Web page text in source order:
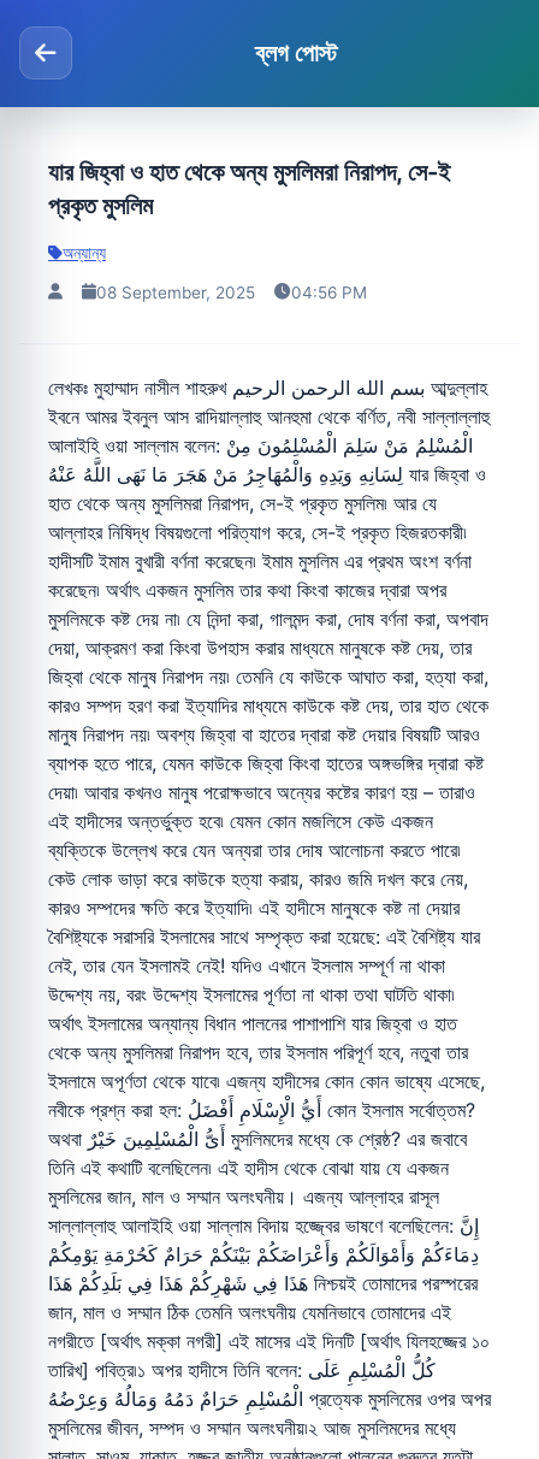
ব্লগ পোস্ট
যার জিহ্বা ও হাত থেকে অন্য মুসলিমরা নিরাপদ, সে-ই
প্রকৃত মুসলিম
অন্যান্য
08 September, 2025 04:56 PM
লেখকঃ মুহাম্মাদ নাসীল শাহরুখ بسم الله الرحمن الرحيم আব্দুল্লাহ
ইবনে আমর ইবনুল আস রাদিয়াল্লাহু আনহুমা থেকে বর্ণিত, নবী সাল্লাল্লাহু
আলাইহি ওয়া সাল্লাম বলেন: الْمُسْلِمُ مَنْ سَلِمَ الْمُسْلِمُونَ مِنْ
لِسَانِهِ وَيَدِهِ وَالْمُهَاجِرُ مَنْ هَجَرَ مَا نَهَى اللَّهُ عَنْهُ যার জিহ্বা ও
হাত থেকে অন্য মুসলিমরা নিরাপদ, সে-ই প্রকৃত মুসলিম৷ আর যে
আল্লাহর নিষিদ্ধ বিষয়গুলো পরিত্যাগ করে, সে-ই প্রকৃত হিজরতকারী৷
হাদীসটি ইমাম বুখারী বর্ণনা করেছেন৷ ইমাম মুসলিম এর প্রথম অংশ বর্ণনা
করেছেন৷ অর্থাৎ একজন মুসলিম তার কথা কিংবা কাজের দ্বারা অপর
মুসলিমকে কষ্ট দেয় না৷ যে নিন্দা করা, গালমন্দ করা, দোষ বর্ণনা করা, অপবাদ
দেয়া, আক্রমণ করা কিংবা উপহাস করার মাধ্যমে মানুষকে কষ্ট দেয়, তার
জিহ্বা থেকে মানুষ নিরাপদ নয়৷ তেমনি যে কাউকে আঘাত করা, হত্যা করা,
কারও সম্পদ হরণ করা ইত্যাদির মাধ্যমে কাউকে কষ্ট দেয়, তার হাত থেকে
মানুষ নিরাপদ নয়৷ অবশ্য জিহ্বা বা হাতের দ্বারা কষ্ট দেয়ার বিষয়টি আরও
ব্যাপক হতে পারে, যেমন কাউকে জিহ্বা কিংবা হাতের অঙ্গভঙ্গির দ্বারা কষ্ট
দেয়া৷ আবার কখনও মানুষ পরোক্ষভাবে অন্যের কষ্টের কারণ হয় – তারাও
এই হাদীসের অন্তর্ভুক্ত হবে৷ যেমন কোন মজলিসে কেউ একজন
ব্যক্তিকে উল্লেখ করে যেন অন্যরা তার দোষ আলোচনা করতে পারে৷
কেউ লোক ভাড়া করে কাউকে হত্যা করায়, কারও জমি দখল করে নেয়,
কারও সম্পদের ক্ষতি করে ইত্যাদি৷ এই হাদীসে মানুষকে কষ্ট না দেয়ার
বৈশিষ্ট্যকে সরাসরি ইসলামের সাথে সম্পৃক্ত করা হয়েছে: এই বৈশিষ্ট্য যার
নেই, তার যেন ইসলামই নেই! যদিও এখানে ইসলাম সম্পূর্ণ না থাকা
উদ্দেশ্য নয়, বরং উদ্দেশ্য ইসলামের পূর্ণতা না থাকা তথা ঘাটতি থাকা৷
অর্থাৎ ইসলামের অন্যান্য বিধান পালনের পাশাপাশি যার জিহ্বা ও হাত
থেকে অন্য মুসলিমরা নিরাপদ হবে, তার ইসলাম পরিপূর্ণ হবে, নতুবা তার
ইসলামে অপূর্ণতা থেকে যাবে৷ এজন্য হাদীসের কোন কোন ভাষ্যে এসেছে,
নবীকে প্রশ্ন করা হল: أَيُّ الْإِسْلَامِ أَفْضَلُ কোন ইসলাম সর্বোত্তম?
অথবা أَىُّ الْمُسْلِمِينَ خَيْرٌ মুসলিমদের মধ্যে কে শ্রেষ্ঠ? এর জবাবে
তিনি এই কথাটি বলেছিলেন৷ এই হাদীস থেকে বোঝা যায় যে একজন
মুসলিমের জান, মাল ও সম্মান অলংঘনীয়। এজন্য আল্লাহর রাসূল
সাল্লাল্লাহু আলাইহি ওয়া সাল্লাম বিদায় হজ্জ্বের ভাষণে বলেছিলেন: إِنَّ
دِمَاءَكُمْ وَأَمْوَالَكُمْ وَأَعْرَاضَكُمْ بَيْنَكُمْ حَرَامٌ كَحُرْمَةِ يَوْمِكُمْ
هَذَا فِي شَهْرِكُمْ هَذَا فِي بَلَدِكُمْ هَذَا নিশ্চয়ই তোমাদের পরস্পরের
জান, মাল ও সম্মান ঠিক তেমনি অলংঘনীয় যেমনিভাবে তোমাদের এই
নগরীতে [অর্থাৎ মক্কা নগরী] এই মাসের এই দিনটি [অর্থাৎ যিলহজ্জের ১০
তারিখ] পবিত্র৷১ অপর হাদীসে তিনি বলেন: كُلُّ الْمُسْلِمِ عَلَى
الْمُسْلِمِ حَرَامٌ دَمُهُ وَمَالُهُ وَعِرْضُهُ প্রত্যেক মুসলিমের ওপর অপর
মুসলিমের জীবন, সম্পদ ও সম্মান অলংঘনীয়৷২ আজ মুসলিমদের মধ্যে